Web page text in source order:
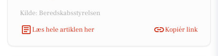
Kilde: Beredskabsstyrelsen
Læs hele artiklen her
Kopiér link